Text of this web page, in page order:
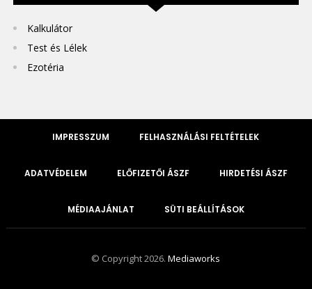
Kalkulátor
Test és Lélek
Ezotéria
IMPRESSZUM FELHASZNÁLÁSI FELTÉTELEK
ADATVÉDELEM ELŐFIZETŐI ÁSZF HIRDETÉSI ÁSZF
MÉDIAAJÁNLAT SÜTI BEÁLLÍTÁSOK
© Copyright 2026.Mediaworks